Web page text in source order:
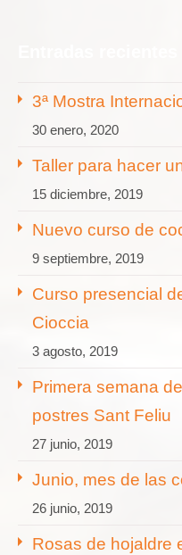
3ª Mostra
30 enero, 2020
Taller para hacer
15 diciembre, 2019
Nuevo curso de
9 septiembre, 2019
Curso presencial
Cioccia
3 agosto, 2019
Primera semana
postres Sant Feliu
27 junio, 2019
Junio, mes de las
26 junio, 2019
Rosas de hojaldre